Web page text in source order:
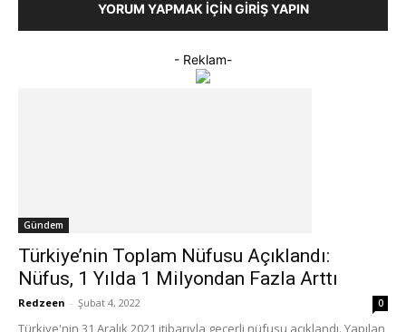
YORUM YAPMAK İÇIN GIRIŞ YAPIN
- Reklam-
Gündem
Türkiye’nin Toplam Nüfusu Açıklandı:
Nüfus, 1 Yılda 1 Milyondan Fazla Arttı
Redzeen - Şubat 4, 2022 0
Türkiye'nin 31 Aralık 2021 itibarıyla geçerli nüfusu açıklandı. Yapılan